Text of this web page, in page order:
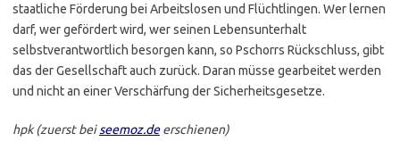
staatliche Förderung bei Arbeitslosen und Flüchtlingen. Wer lernen
darf, wer gefördert wird, wer seinen Lebensunterhalt
selbstverantwortlich besorgen kann, so Pschorrs Rückschluss, gibt
das der Gesellschaft auch zurück. Daran müsse gearbeitet werden
und nicht an einer Verschärfung der Sicherheitsgesetze.
hpk (zuerst beiseemoz.deerschienen)